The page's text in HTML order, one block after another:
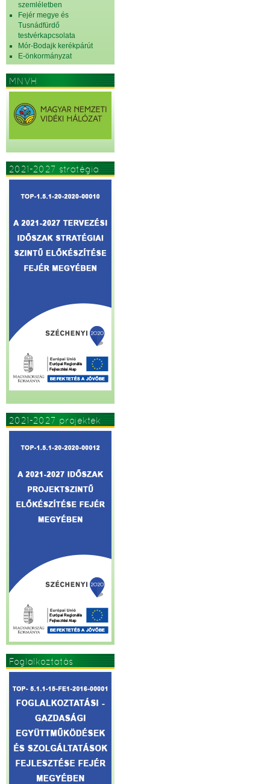
szemléletben
Fejér megye és
Tusnádfürdő
testvérkapcsolata
Mór-Bodajk kerékpárút
E-önkormányzat
MNVH
2021-2027 stratégia
2021-2027 projektek
Foglalkoztatás